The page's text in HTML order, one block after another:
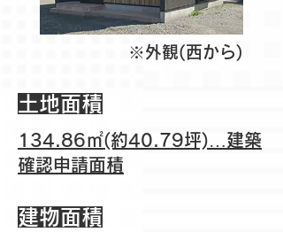
※外観(西から)
​土地面積
134.86㎡(約40.79坪)…建築
確認申請面積
建物面積